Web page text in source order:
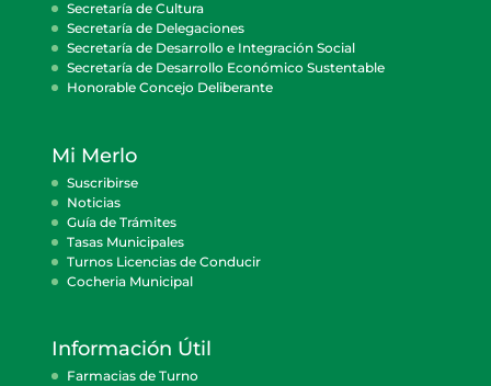
Secretaría de Cultura
Secretaría de Delegaciones
Secretaría de Desarrollo e Integración Social
Secretaría de Desarrollo Económico Sustentable
Honorable Concejo Deliberante
Mi Merlo
Suscribirse
Noticias
Guía de Trámites
Tasas Municipales
Turnos Licencias de Conducir
Cocheria Municipal
Información Útil
Farmacias de Turno